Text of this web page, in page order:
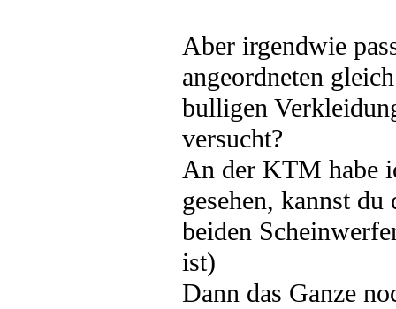
Aber irgendwie
angeordneten
bulligen
versucht?
An der KTM habe
gesehen, kannst
beiden
ist)
Dann das Ganze